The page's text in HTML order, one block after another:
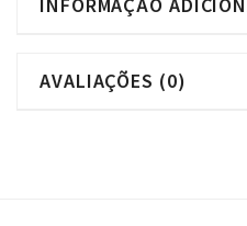
AVALIAÇÕES (0)